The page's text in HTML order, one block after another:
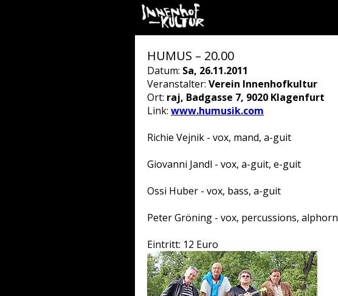
HUMUS – 20.00
Datum: Sa, 26.11.2011
Veranstalter: Verein Innenhofkultur
Ort: raj, Badgasse 7, 9020 Klagenfurt
Link: www.humusik.com
Richie Vejnik - vox, mand, a-guit
Giovanni Jandl - vox, a-guit, e-guit
Ossi Huber - vox, bass, a-guit
Peter Gröning - vox, percussions, alphorn
Eintritt: 12 Euro